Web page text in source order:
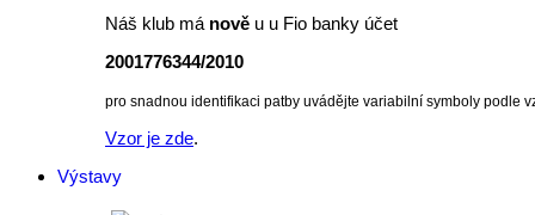
Náš klub má nově u u Fio banky účet
2001776344/2010
pro snadnou identifikaci patby uvádějte variabilní symboly podle
Vzor je zde.
Výstavy